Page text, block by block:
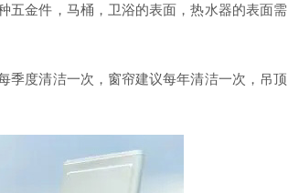
五金件，马桶，卫浴的表面，热水器的表面需
季度清洁一次，窗帘建议每年清洁一次，吊顶